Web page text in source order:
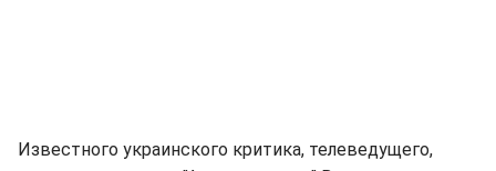
Известного украинского критика, телеведущего,